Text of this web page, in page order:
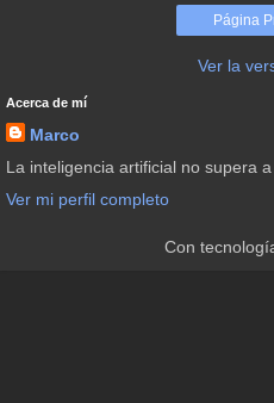
Página
Ver la
Acerca de mí
Marco
La inteligencia artificial no supera
Ver mi perfil completo
Con